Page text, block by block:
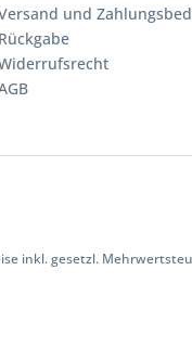
und
Rückgabe
inkl. gesetzl.